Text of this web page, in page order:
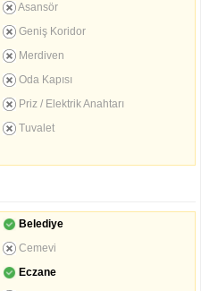
Asansör
Geniş Koridor
Merdiven
Oda Kapısı
Priz / Elektrik Anahtarı
Tuvalet
Belediye
Cemevi
Eczane